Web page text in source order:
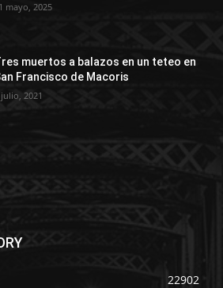
mayo, 2025
muertos a balazos en un teteo en
Francisco de Macoris
2021
22902